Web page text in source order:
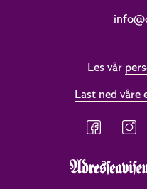
Les vår
Last ned våre